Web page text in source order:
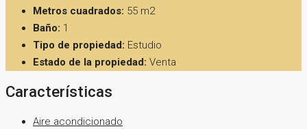
Metros cuadrados: 55 m2
Baño: 1
Tipo de propiedad: Estudio
Estado de la propiedad: Venta
Características
Aire acondicionado